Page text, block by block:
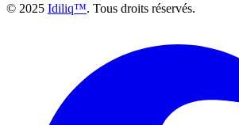
© 2025 Idiliq™. Tous droits réservés.